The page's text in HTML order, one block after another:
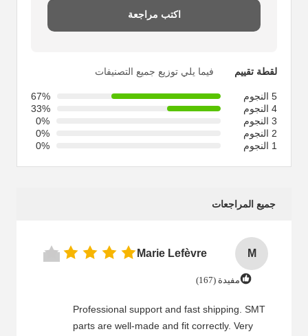
اكتب مراجعة
لقطة تقييم فيما يلي توزيع جميع التصنيفات
5 النجوم
67%
4 النجوم
33%
3 النجوم
0%
2 النجوم
0%
1 النجوم
0%
جميع المراجعات
M
Marie Lefèvre
مفيدة (167)
Professional support and fast shipping. SMT
parts are well-made and fit correctly. Very